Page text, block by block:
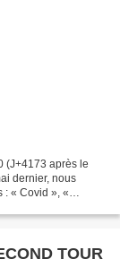
(J+4173 après le
dernier, nous
: « Covid », «
TOUR